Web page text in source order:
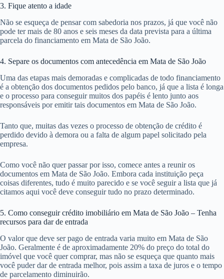
3. Fique atento a idade
Não se esqueça de pensar com sabedoria nos prazos, já que você não
pode ter mais de 80 anos e seis meses da data prevista para a última
parcela do financiamento em Mata de São João.
4. Separe os documentos com antecedência em Mata de São João
Uma das etapas mais demoradas e complicadas de todo financiamento
é a obtenção dos documentos pedidos pelo banco, já que a lista é longa
e o processo para conseguir muitos dos papéis é lento junto aos
responsáveis por emitir tais documentos em Mata de São João.
Tanto que, muitas das vezes o processo de obtenção de crédito é
perdido devido à demora ou a falta de algum papel solicitado pela
empresa.
Como você não quer passar por isso, comece antes a reunir os
documentos em Mata de São João. Embora cada instituição peça
coisas diferentes, tudo é muito parecido e se você seguir a lista que já
citamos aqui você deve conseguir tudo no prazo determinado.
5. Como conseguir crédito imobiliário em Mata de São João – Tenha
recursos para dar de entrada
O valor que deve ser pago de entrada varia muito em Mata de São
João. Geralmente é de aproximadamente 20% do preço do total do
imóvel que você quer comprar, mas não se esqueça que quanto mais
você puder dar de entrada melhor, pois assim a taxa de juros e o tempo
de parcelamento diminuirão.